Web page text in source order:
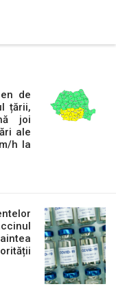
de
țării,
joi
ale
h la